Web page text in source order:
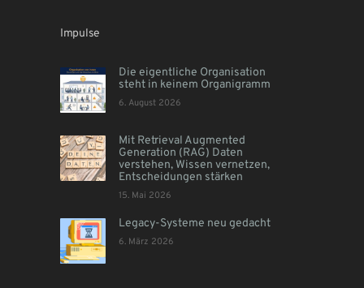
Impulse
Die eigentliche Organisation
steht in keinem Organigramm
6. August 2026
Mit Retrieval Augmented
Generation (RAG) Daten
verstehen, Wissen vernetzen,
Entscheidungen stärken
15. Mai 2026
Legacy-Systeme neu gedacht
6. März 2026